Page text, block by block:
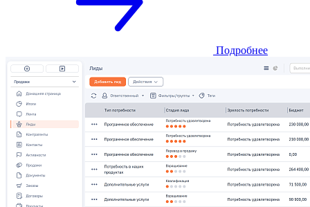
Подробнее